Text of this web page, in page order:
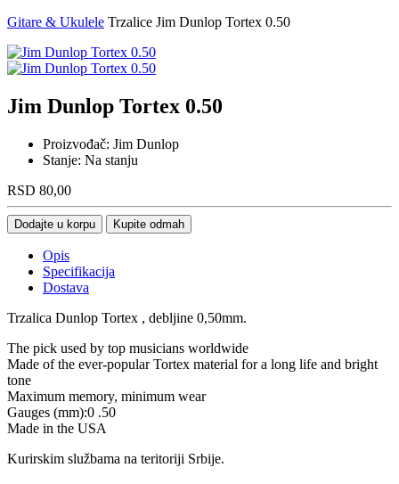
Gitare & Ukulele Trzalice Jim Dunlop Tortex 0.50
Jim Dunlop Tortex 0.50
Proizvođač: Jim Dunlop
Stanje: Na stanju
RSD 80,00
Dodajte u korpu Kupite odmah
Opis
Specifikacija
Dostava
Trzalica Dunlop Tortex , debljine 0,50mm.
The pick used by top musicians worldwide
Made of the ever-popular Tortex material for a long life and bright
tone
Maximum memory, minimum wear
Gauges (mm):0 .50
Made in the USA
Kurirskim službama na teritoriji Srbije.